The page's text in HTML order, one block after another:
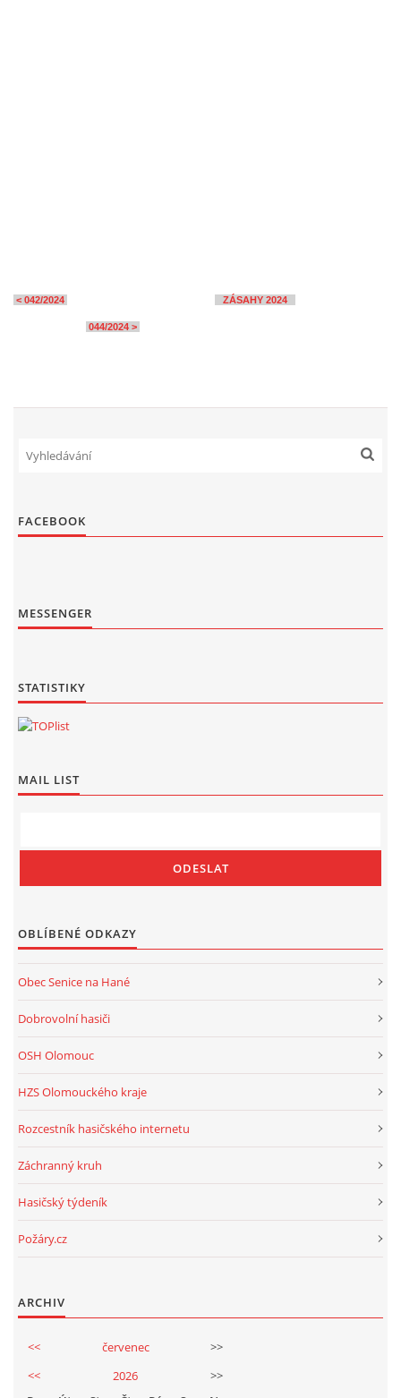
< 042/2024 ZÁSAHY 2024
044/2024 >
FACEBOOK
MESSENGER
STATISTIKY
MAIL LIST
OBLÍBENÉ ODKAZY
Obec Senice na Hané
Dobrovolní hasiči
OSH Olomouc
HZS Olomouckého kraje
Rozcestník hasičského internetu
Záchranný kruh
Hasičský týdeník
Požáry.cz
ARCHIV
<< červenec
>>
<<
2026
>>